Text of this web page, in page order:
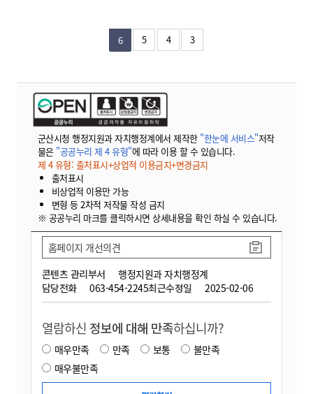
6 5 4 3
군산시청 행정지원과 자치행정계에서 제작한 "한눈에 서비스"저작
물은 "공공누리 제 4 유형"에 따라 이용 할 수 있습니다.
제 4 유형: 출처표시+상업적 이용금지+변경금지
출처표시
비상업적 이용만 가능
변형 등 2차적 저작물 작성 금지
※ 공공누리 마크를 클릭하시면 상세내용을 확인 하실 수 있습니다.
콘텐츠 관리부서
행정지원과 자치행정계
담당전화
063-454-2245최근수정일 2025-02-06
홈페이지 개선의견
열람하신 정보에 대해 만족하십니까?
매우만족 만족 보통
불만족
매우불만족